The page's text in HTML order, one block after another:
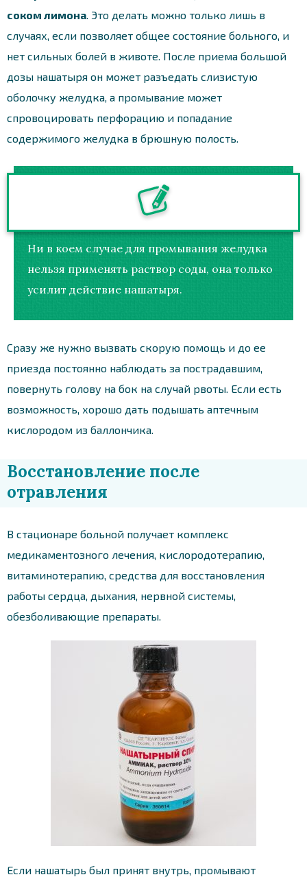
соком лимона . Это делать можно только лишь в
случаях, если позволяет общее состояние больного, и
нет сильных болей в животе. После приема большой
дозы нашатыря он может разъедать слизистую
оболочку желудка, а промывание может
спровоцировать перфорацию и попадание
содержимого желудка в брюшную полость.
Ни в коем случае для промывания желудка
нельзя применять раствор соды, она только
усилит действие нашатыря.
Сразу же нужно вызвать скорую помощь и до ее
приезда постоянно наблюдать за пострадавшим,
повернуть голову на бок на случай рвоты. Если есть
возможность, хорошо дать подышать аптечным
кислородом из баллончика.
Восстановление после
отравления
В стационаре больной получает комплекс
медикаментозного лечения, кислородотерапию,
витаминотерапию, средства для восстановления
работы сердца, дыхания, нервной системы,
обезболивающие препараты.
Если нашатырь был принят внутрь, промывают